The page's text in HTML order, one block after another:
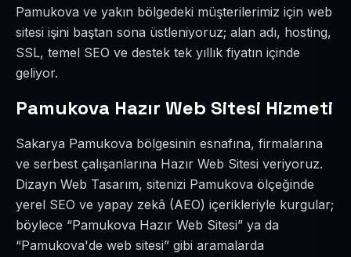
Pamukova ve yakın bölgedeki müşterilerimiz için web
sitesi işini baştan sona üstleniyoruz; alan adı, hosting,
SSL, temel SEO ve destek tek yıllık fiyatın içinde
geliyor.
Pamukova Hazır Web Sitesi Hizmeti
Sakarya Pamukova bölgesinin esnafına, firmalarına
ve serbest çalışanlarına Hazır Web Sitesi veriyoruz.
Dizayn Web Tasarım, sitenizi Pamukova ölçeğinde
yerel SEO ve yapay zekâ (AEO) içerikleriyle kurgular;
böylece “Pamukova Hazır Web Sitesi” ya da
“Pamukova'de web sitesi” gibi aramalarda